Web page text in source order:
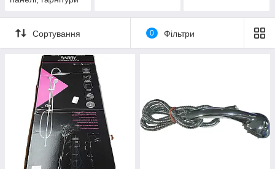
Сортування 0 Фільтри